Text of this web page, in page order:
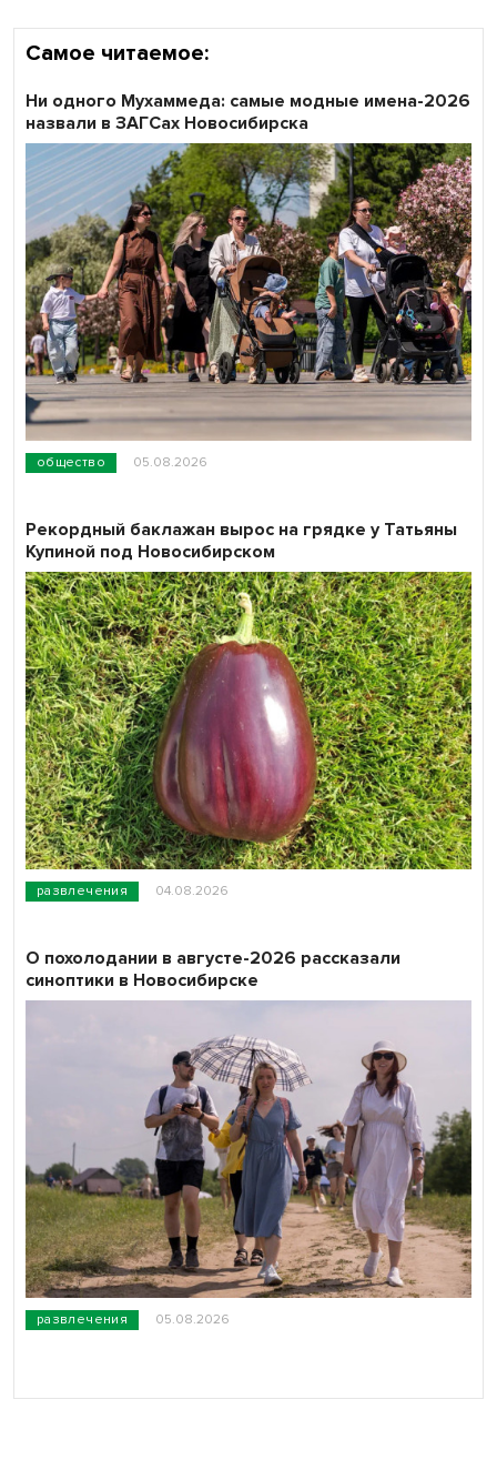
Самое читаемое:
общество 05.08.2026
Ни одного Мухаммеда: самые модные имена-2026
назвали в ЗАГСах Новосибирска
развлечения 04.08.2026
Рекордный баклажан вырос на грядке у Татьяны
Купиной под Новосибирском
развлечения 05.08.2026
О похолодании в августе-2026 рассказали
синоптики в Новосибирске